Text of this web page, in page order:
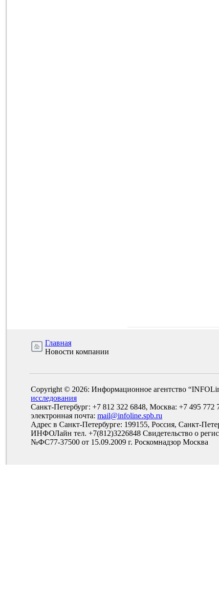
Главная
Новости компании
Copyright © 2026: Информационное агентство
исследования
Санкт-Петербург: +7 812 322 6848, Москва: +7 495 772
электронная почта: mail@infoline.spb.ru
Адрес в Санкт-Петербурге: 199155, Россия, Санкт-
ИНФОЛайн тел. +7(812)3226848 Свидетельство о
№ФС77-37500 от 15.09.2009 г. Роскомнадзор Москва